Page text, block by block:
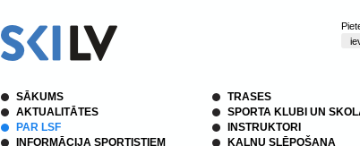
SĀKUMS
AKTUALITĀTES
PAR LSF
INFORMĀCIJA SPORTISTIEM
TRASES
SPORTA KLUBI UN
INSTRUKTORI
KALNU SLĒPOŠANA